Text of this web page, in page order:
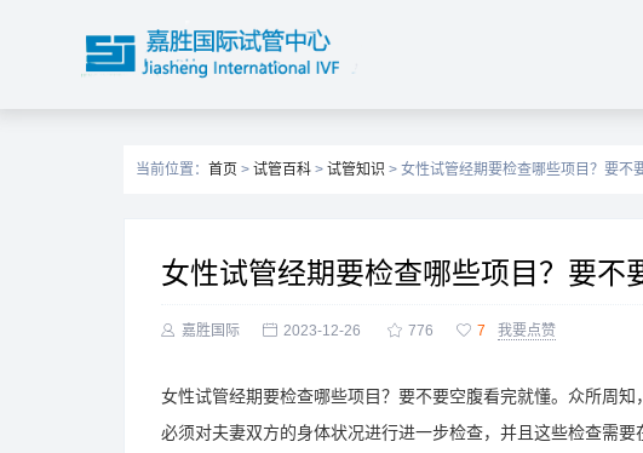
当前位置： 首页 > 试管百科 > 试管知识 > 女性试管经期要检查哪些项目？要不
女性试管经期要检查哪些项目？要不
 嘉胜国际  2023-12-26  776  7 我要点赞
女性试管经期要检查哪些项目？要不要空腹看完就懂。众所周
必须对夫妻双方的身体状况进行进一步检查，并且这些检查需